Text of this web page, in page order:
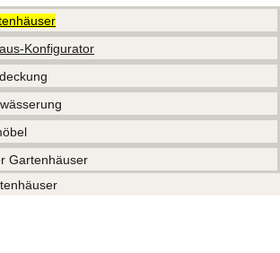
Konfigurator
Gartenhäuser